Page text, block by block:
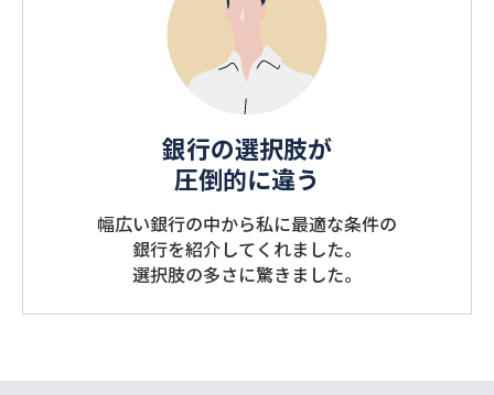
銀行の選択肢が
圧倒的に違う
幅広い銀行の中から私に最適な条件の
銀行を紹介してくれました。
選択肢の多さに驚きました。